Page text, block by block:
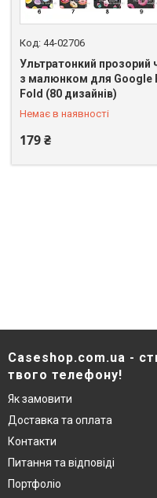
44-02706
Ультратонкий прозорий
з малюнком для Google
Fold (80 дизайнів)
Немає в наявності
179 ₴
+380 (98) 849-89-99
Caseshop.com.ua -
твого телефону!
Як замовити
Доставка та оплата
Контакти
Питання та відповіді
Портфоліо